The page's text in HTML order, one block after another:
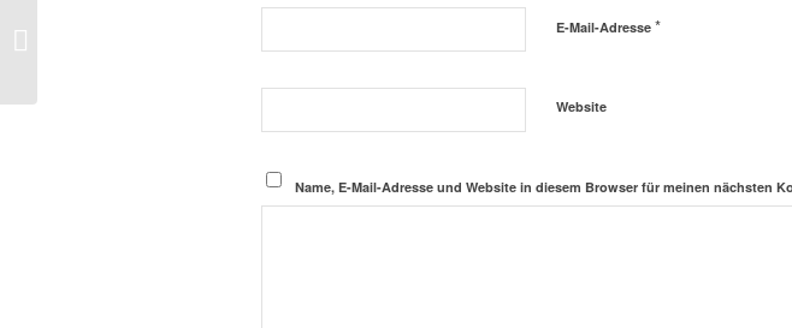
E-Mail-Adresse *
Website
Name, E-Mail-Adresse und Website in diesem Browser für meinen nächsten